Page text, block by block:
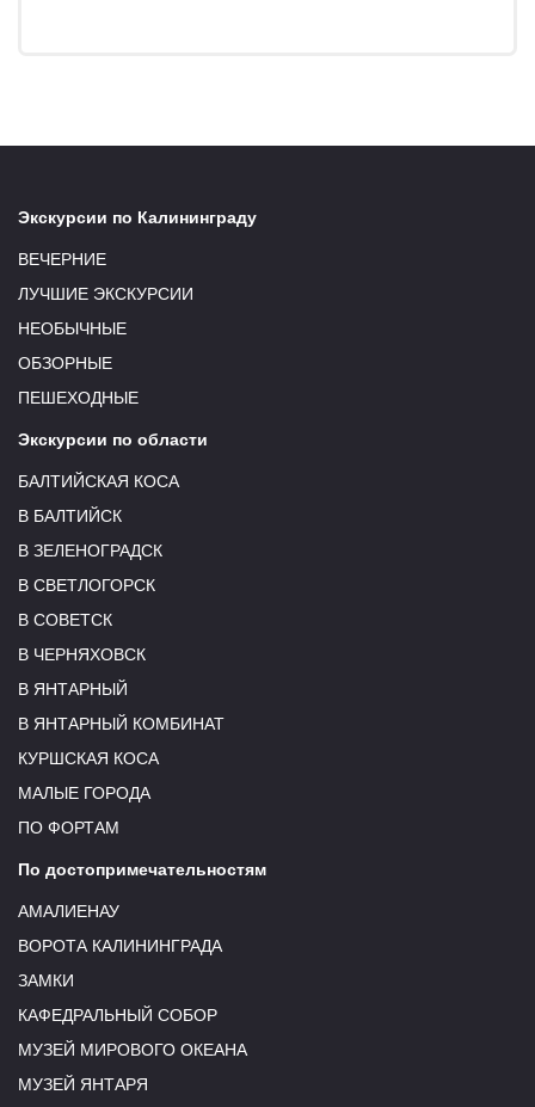
Экскурсии по Калининграду
ВЕЧЕРНИЕ
ЛУЧШИЕ ЭКСКУРСИИ
НЕОБЫЧНЫЕ
ОБЗОРНЫЕ
ПЕШЕХОДНЫЕ
Экскурсии по области
БАЛТИЙСКАЯ КОСА
В БАЛТИЙСК
В ЗЕЛЕНОГРАДСК
В СВЕТЛОГОРСК
В СОВЕТСК
В ЧЕРНЯХОВСК
В ЯНТАРНЫЙ
В ЯНТАРНЫЙ КОМБИНАТ
КУРШСКАЯ КОСА
МАЛЫЕ ГОРОДА
ПО ФОРТАМ
По достопримечательностям
АМАЛИЕНАУ
ВОРОТА КАЛИНИНГРАДА
ЗАМКИ
КАФЕДРАЛЬНЫЙ СОБОР
МУЗЕЙ МИРОВОГО ОКЕАНА
МУЗЕЙ ЯНТАРЯ